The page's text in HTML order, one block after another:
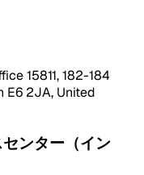
15811, 182-184
E6 2JA, United
ンター（イン